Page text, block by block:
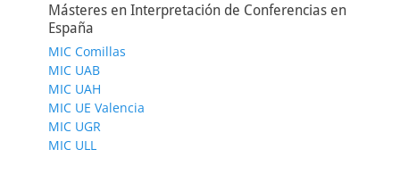
Másteres en Interpretación de Conferencias en
España
MIC Comillas
MIC UAB
MIC UAH
MIC UE Valencia
MIC UGR
MIC ULL